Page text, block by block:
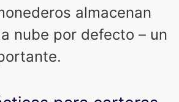
almacenan
nube por defecto – un